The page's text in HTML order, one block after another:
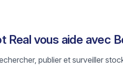
Real vous aide avec
publier et surveiller